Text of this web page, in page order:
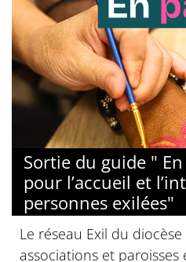
Sortie du guide "
pour l’accueil et
personnes exilées"
Le réseau Exil du
associations et paroisses